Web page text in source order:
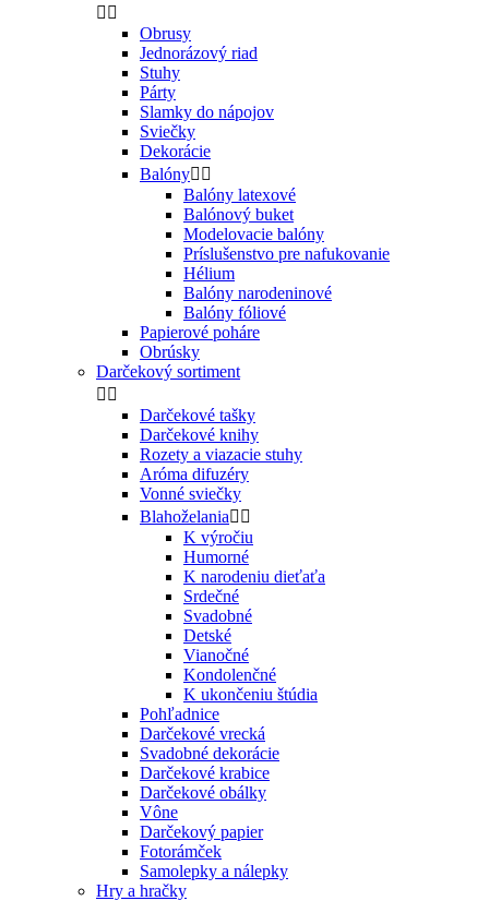
 
Obrusy
Jednorázový riad
Stuhy
Párty
Slamky do nápojov
Sviečky
Dekorácie
Balóny 
Balóny latexové
Balónový buket
Modelovacie balóny
Príslušenstvo pre nafukovanie
Hélium
Balóny narodeninové
Balóny fóliové
Papierové poháre
Obrúsky
Darčekový sortiment
 
Darčekové tašky
Darčekové knihy
Rozety a viazacie stuhy
Aróma difuzéry
Vonné sviečky
Blahoželania 
K výročiu
Humorné
K narodeniu dieťaťa
Srdečné
Svadobné
Detské
Vianočné
Kondolenčné
K ukončeniu štúdia
Pohľadnice
Darčekové vrecká
Svadobné dekorácie
Darčekové krabice
Darčekové obálky
Vône
Darčekový papier
Fotorámček
Samolepky a nálepky
Hry a hračky